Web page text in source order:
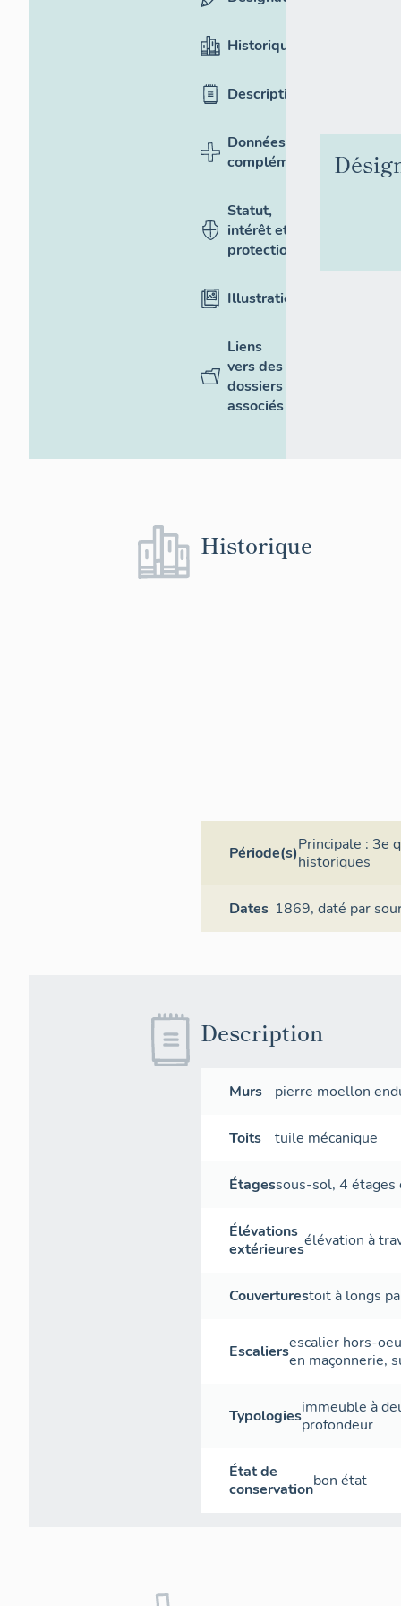
Historique
Description
Données
complémentaires
Statut,
intérêt et
protection
Illustrations
Liens
vers des
dossiers
associés
Historique
Période(s)Principale : 3e
historiques
Dates 1869, daté par
Description
Murs pierre moellon
Toits tuile mécanique
Étagessous-sol, 4 étages
Élévations
extérieuresélévation à
Couverturestoit à longs
Escaliersescalier hors-
en maçonnerie,
Typologiesimmeuble à
profondeur
État de
conservationbon état